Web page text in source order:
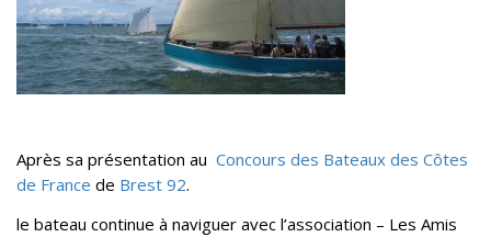
Après sa présentation au Concours des Bateaux des Côtes
de France de Brest 92.
le bateau continue à naviguer avec l’association – Les Amis